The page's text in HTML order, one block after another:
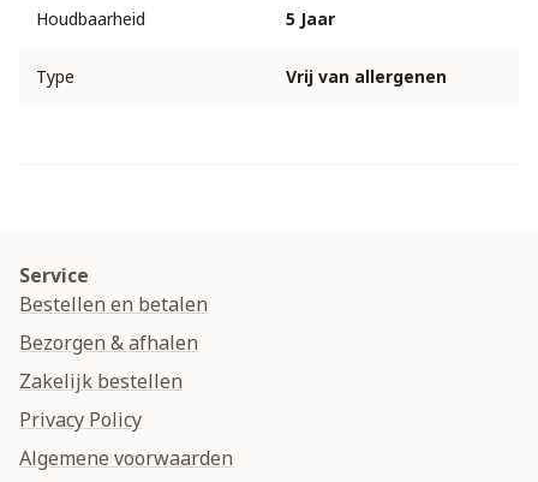
Houdbaarheid 5 Jaar
Type Vrij van allergenen
Service
Bestellen en betalen
Bezorgen & afhalen
Zakelijk bestellen
Privacy Policy
Algemene voorwaarden